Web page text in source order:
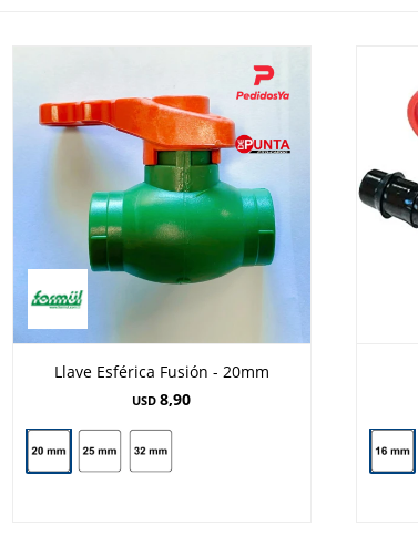
Llave Esférica Fusión - 20mm
USD 8,90